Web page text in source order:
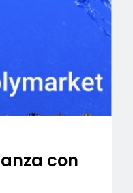
con